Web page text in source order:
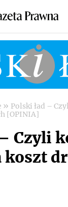
» Polski ład –
[OPINIA]
Czyli
koszt